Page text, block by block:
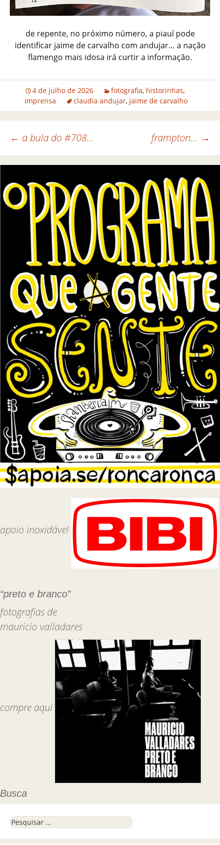
de repente, no próximo número, a piauí pode
identificar jaime de carvalho com andujar… a nação
flamengo mais idosa irá curtir a informação.
4 de julho de 2026 fotografia, historinhas,
imprensa
claudia andujar, jaime de carvalho
Navegação de posts
← a bula do #708… frampton… →
apoio inoxidável
“preto e branco”
fotografias de
mauricio valladares
compre aqui
Busca
Pesquisar por: